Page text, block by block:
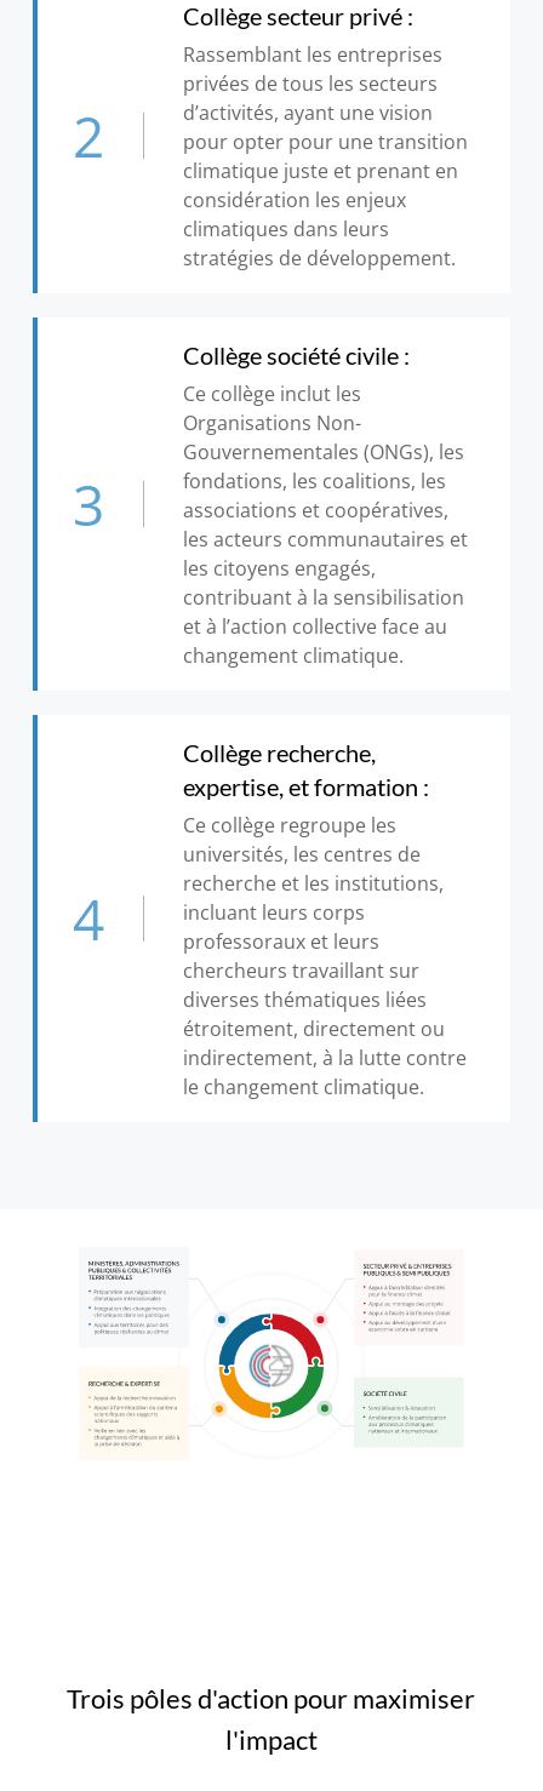
2
Collège secteur privé :
Rassemblant les entreprises
privées de tous les secteurs
d’activités, ayant une vision
pour opter pour une transition
climatique juste et prenant en
considération les enjeux
climatiques dans leurs
stratégies de développement.
3
Collège société civile :
Ce collège inclut les
Organisations Non-
Gouvernementales (ONGs), les
fondations, les coalitions, les
associations et coopératives,
les acteurs communautaires et
les citoyens engagés,
contribuant à la sensibilisation
et à l’action collective face au
changement climatique.
4
Collège recherche,
expertise, et formation :
Ce collège regroupe les
universités, les centres de
recherche et les institutions,
incluant leurs corps
professoraux et leurs
chercheurs travaillant sur
diverses thématiques liées
étroitement, directement ou
indirectement, à la lutte contre
le changement climatique.
Trois pôles d'action pour maximiser
l'impact